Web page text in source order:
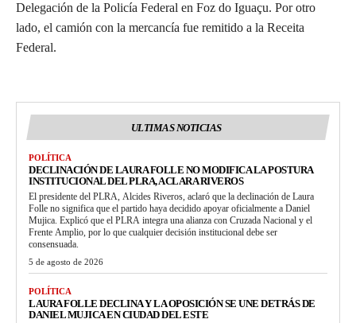
Delegación de la Policía Federal en Foz do Iguaçu. Por otro
lado, el camión con la mercancía fue remitido a la Receita
Federal.
ULTIMAS NOTICIAS
POLÍTICA
DECLINACIÓN DE LAURA FOLLE NO MODIFICA LA POSTURA
INSTITUCIONAL DEL PLRA, ACLARA RIVEROS
El presidente del PLRA, Alcides Riveros, aclaró que la declinación de Laura
Folle no significa que el partido haya decidido apoyar oficialmente a Daniel
Mujica. Explicó que el PLRA integra una alianza con Cruzada Nacional y el
Frente Amplio, por lo que cualquier decisión institucional debe ser
consensuada.
5 de agosto de 2026
POLÍTICA
LAURA FOLLE DECLINA Y LA OPOSICIÓN SE UNE DETRÁS DE
DANIEL MUJICA EN CIUDAD DEL ESTE